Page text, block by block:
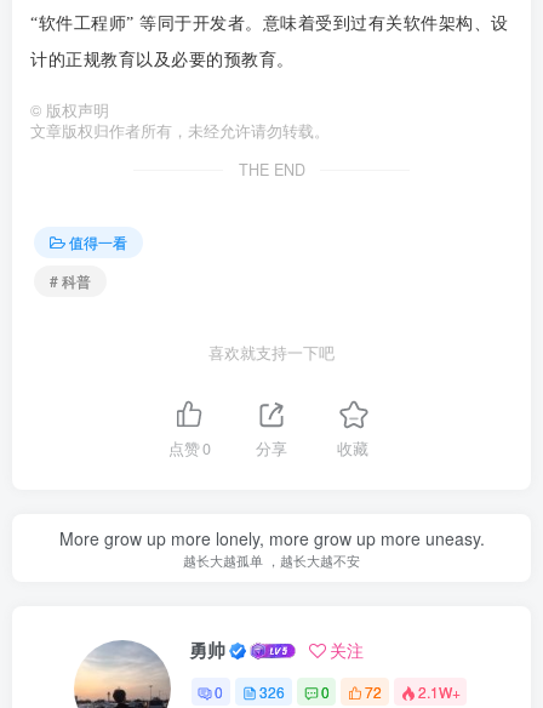
“软件工程师” 等同于开发者。意味着受到过有关软件架构、设
计的正规教育以及必要的预教育。
© 版权声明
文章版权归作者所有，未经允许请勿转载。
THE END
值得一看
# 科普
喜欢就支持一下吧
点赞0 分享 收藏
More grow up more lonely, more grow up more uneasy.
越长大越孤单 ，越长大越不安
勇帅 关注
0 326 0 72 2.1W+